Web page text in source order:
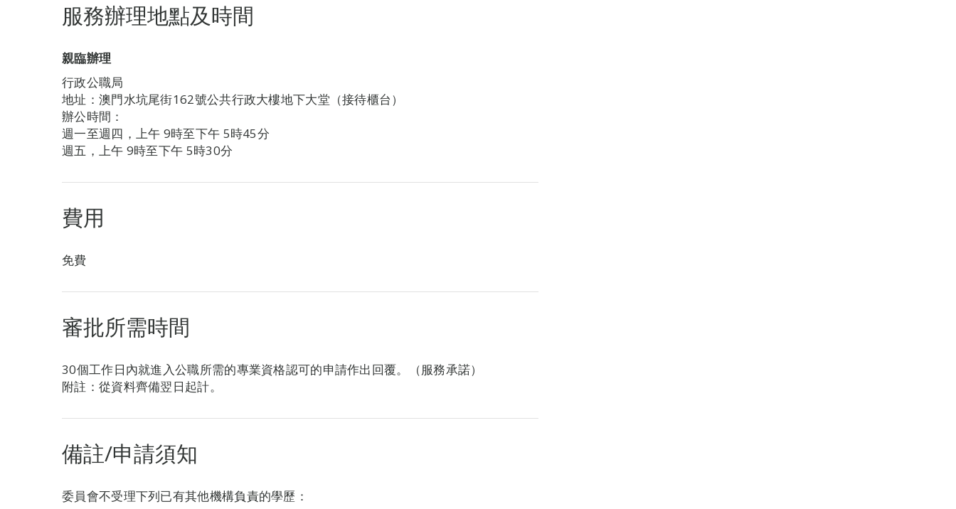
服務辦理地點及時間
親臨辦理
行政公職局
地址：澳門水坑尾街162號公共行政大樓地下大堂（接待櫃台）
辦公時間：
週一至週四，上午 9時至下午 5時45分
週五，上午 9時至下午 5時30分
費用
免費
審批所需時間
30個工作日內就進入公職所需的專業資格認可的申請作出回覆。（服務承諾）
附註：從資料齊備翌日起計。
備註/申請須知
委員會不受理下列已有其他機構負責的學歷：